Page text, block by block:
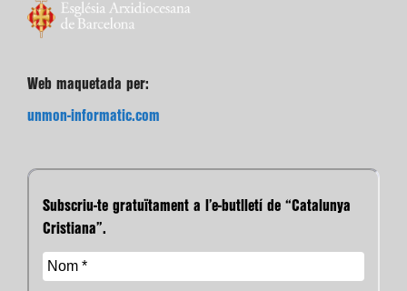
Web maquetada per:
unmon-informatic.com
Subscriu-te gratuïtament a l’e-butlletí de “Catalunya
Cristiana”.